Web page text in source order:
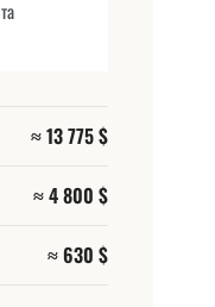
≈ 13 775 $
≈ 4 800 $
≈ 630 $